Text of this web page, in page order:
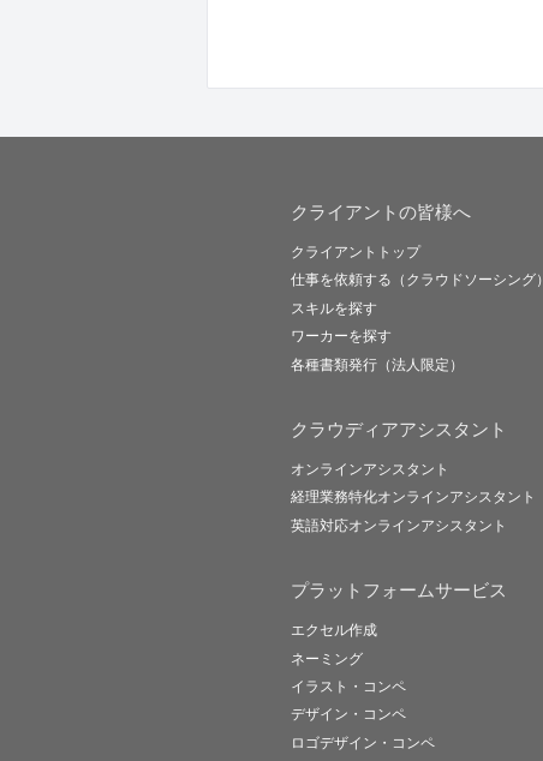
クライアントの皆様へ
クライアントトップ
仕事を依頼する（クラウドソーシング）
スキルを探す
ワーカーを探す
各種書類発行（法人限定）
クラウディアアシスタント
オンラインアシスタント
経理業務特化オンラインアシスタント
英語対応オンラインアシスタント
プラットフォームサービス
エクセル作成
ネーミング
イラスト・コンペ
デザイン・コンペ
ロゴデザイン・コンペ